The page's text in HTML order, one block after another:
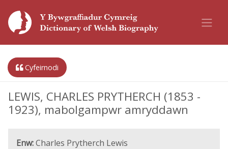
Cyfeirnodi
LEWIS, CHARLES PRYTHERCH (1853 -
1923), mabolgampwr amryddawn
Enw:Charles Prytherch Lewis